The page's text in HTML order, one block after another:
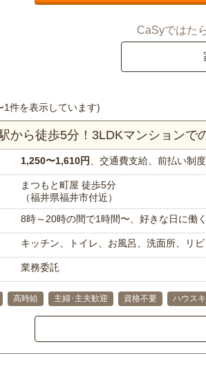
CaSyではた
1件を表示しています)
から徒歩5分！3LDKマンション
1,250〜1,610円 、交通費支給、前払い制
まつもと町屋 徒歩5分
（福井県福井市付近）
8時～20時の間で1時間〜、好きな日に働
キッチン、トイレ、お風呂、洗面所、リ
業務委託
高時給 主婦･主夫歓迎 資格不要 ハウス